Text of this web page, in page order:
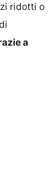
ridotti o
a